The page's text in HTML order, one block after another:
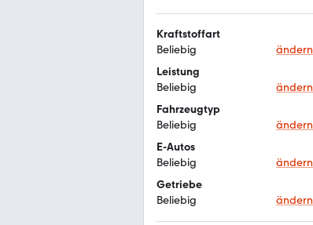
Kraftstoffart
Beliebig
ändern
Leistung
Beliebig
ändern
Fahrzeugtyp
Beliebig
ändern
E-Autos
Beliebig
ändern
Getriebe
Beliebig
ändern